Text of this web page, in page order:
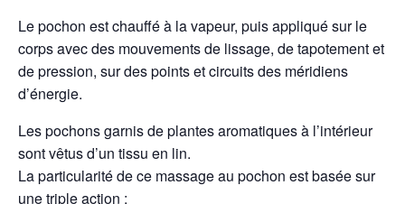
Le pochon est chauffé à la vapeur, puis appliqué sur le
corps avec des mouvements de lissage, de tapotement et
de pression, sur des points et circuits des méridiens
d’énergie.
Les pochons garnis de plantes aromatiques à l’intérieur
sont vêtus d’un tissu en lin.
La particularité de ce massage au pochon est basée sur
une triple action :